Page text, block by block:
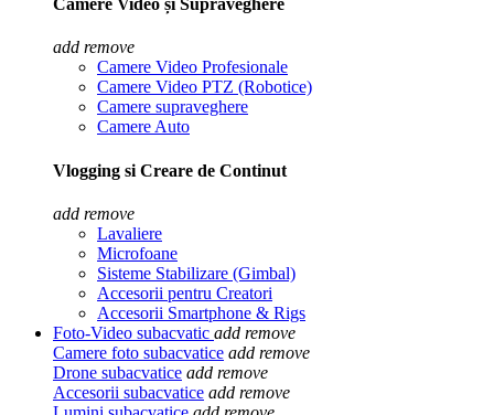
Camere Video și Supraveghere
add remove
Camere Video Profesionale
Camere Video PTZ (Robotice)
Camere supraveghere
Camere Auto
Vlogging si Creare de Continut
add remove
Lavaliere
Microfoane
Sisteme Stabilizare (Gimbal)
Accesorii pentru Creatori
Accesorii Smartphone & Rigs
Foto-Video subacvatic add remove
Camere foto subacvatice add remove
Drone subacvatice add remove
Accesorii subacvatice add remove